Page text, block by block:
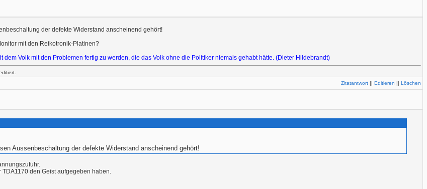
der defekte Widerstand anscheinend gehört!
mit den Reikotronik-Platinen?
dem Volk mit den Problemen fertig zu werden, die das Volk ohne die Politiker niemals gehabt hätte. (Dieter Hildebrandt)
Zitatantwort || Editieren || Löschen
Aussenbeschaltung der defekte Widerstand anscheinend gehört!
den Geist aufgegeben haben.